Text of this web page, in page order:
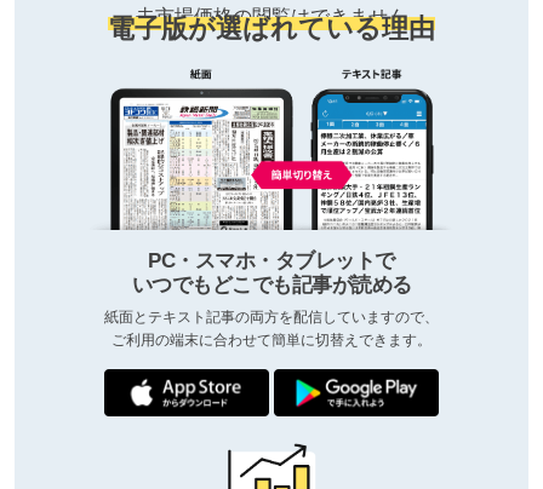
去市場価格の閲覧はできません
電子版が選ばれている理由
PC・スマホ・タブレットで
いつでもどこでも記事が読める
紙面とテキスト記事の両方を配信していますので、
ご利用の端末に合わせて簡単に切替えできます。